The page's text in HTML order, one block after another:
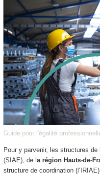
Guide pour l'égalité
Pour y parvenir, les structures de
(SIAE), de l a région Hauts-de-
structure de coordination